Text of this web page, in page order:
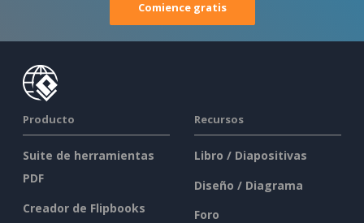
Comience gratis
Producto
Suite de herramientas
PDF
Creador de Flipbooks
Recursos
Libro / Diapositivas
Diseño / Diagrama
Foro